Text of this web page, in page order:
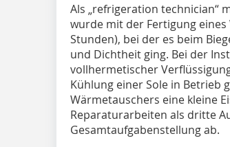
Als „refrigeration technician“
wurde mit der Fertigung
Stunden), bei der es beim
und Dichtheit ging. Bei der
vollhermetischer
Kühlung einer Sole in Betrieb
Wärmetauschers eine kleine
Reparaturarbeiten als dritte
Gesamtaufgabenstellung ab.